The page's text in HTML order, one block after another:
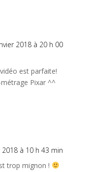
2018 à 20 h 00
est parfaite!
Pixar ^^
2018 à 10 h 43 min
trop mignon !